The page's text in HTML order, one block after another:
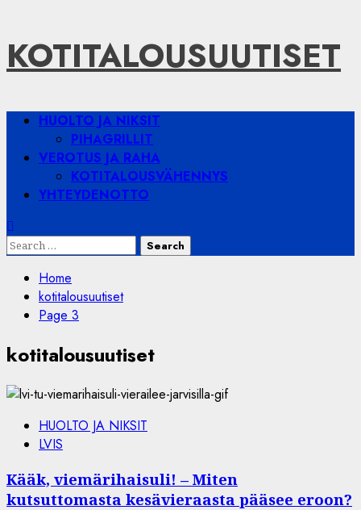
Skip
to
content
KOTITALOUSUUTISET
PrimaryHUOLTO JA NIKSIT
PIHAGRILLIT
VEROTUS JA RAHA
KOTITALOUSVÄHENNYS
YHTEYDENOTTO
Search
Home
kotitalousuutiset
Page 3
kotitalousuutiset
HUOLTO JA NIKSIT
LVIS
Kääk, viemärihaisuli! – Miten
kutsuttomasta kesävieraasta pääsee eroon?